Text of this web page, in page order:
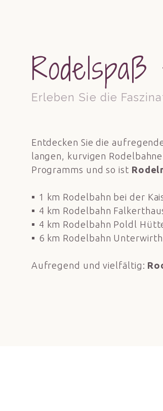
Erleben Sie die
Entdecken Sie die
langen, kurvigen
Programms und so ist
1 km Rodelbahn bei der
4 km Rodelbahn
4 km Rodelbahn Poldl
6 km Rodelbahn
Aufregend und vielfältig: